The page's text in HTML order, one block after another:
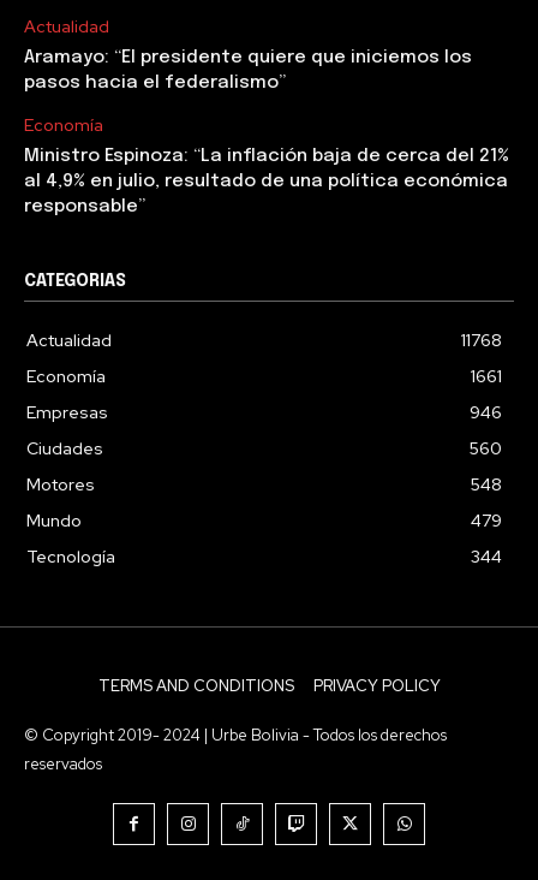
Actualidad
Aramayo: “El presidente quiere que iniciemos los
pasos hacia el federalismo”
Economía
Ministro Espinoza: “La inflación baja de cerca del 21%
al 4,9% en julio, resultado de una política económica
responsable”
CATEGORIAS
Actualidad
11768
Economía
1661
Empresas
946
Ciudades
560
Motores
548
Mundo
479
Tecnología
344
TERMS AND CONDITIONS PRIVACY POLICY
© Copyright 2019- 2024 | Urbe Bolivia - Todos los derechos
reservados